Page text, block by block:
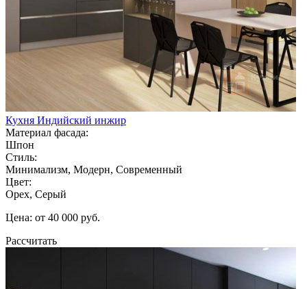
Кухня Индийский инжир
Материал фасада:
Шпон
Стиль:
Минимализм, Модерн, Современный
Цвет:
Орех, Серый
Цена: от 40 000 руб.
Рассчитать